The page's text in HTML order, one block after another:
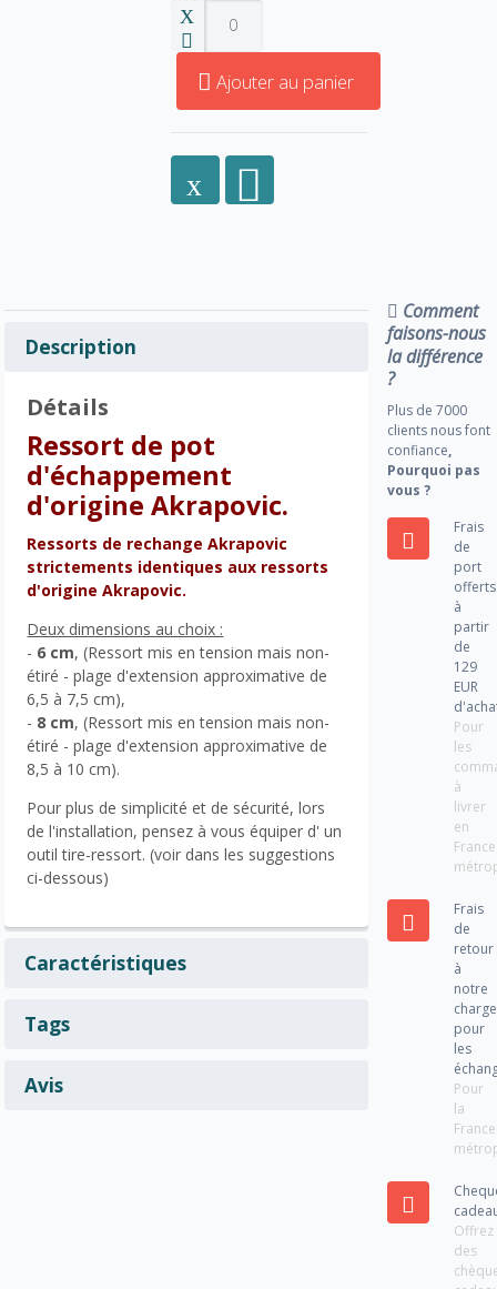
Ajouter au panier
Description
Détails
Ressort de pot
d'échappement
d'origine Akrapovic.
Ressorts de rechange Akrapovic
strictements identiques aux ressorts
d'origine Akrapovic.
Deux dimensions au choix :
- 6 cm, (Ressort mis en tension mais non-
étiré - plage d'extension approximative de
6,5 à 7,5 cm),
- 8 cm, (Ressort mis en tension mais non-
étiré - plage d'extension approximative de
8,5 à 10 cm).
Pour plus de simplicité et de sécurité, lors
de l'installation, pensez à vous équiper d' un
outil tire-ressort. (voir dans les suggestions
ci-dessous)
Caractéristiques
Tags
Avis
Comment
faisons-nous
la différence
?
Plus de 7000
clients nous font
confiance,
Pourquoi pas
vous ?
Frais
de
port
offerts
à
partir
de
129
EUR
Pour
les
à
livrer
en
France
Frais
de
retour
à
notre
charge
pour
les
Pour
la
France
Offrez
des